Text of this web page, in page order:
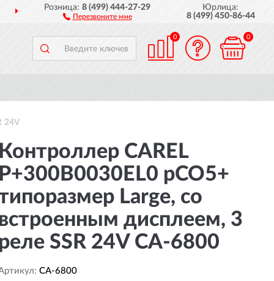
ДОСТАВИМ ПО ВСЕЙ РОССИИ
Розница:8 (499) 444-27-29
Перезвоните мне
Юрлица:
8 (499) 450-86-44
0 0
24V
CAREL
pCO5+
Large, со
дисплеем, 3
SSR 24V CA-6800
CA-6800